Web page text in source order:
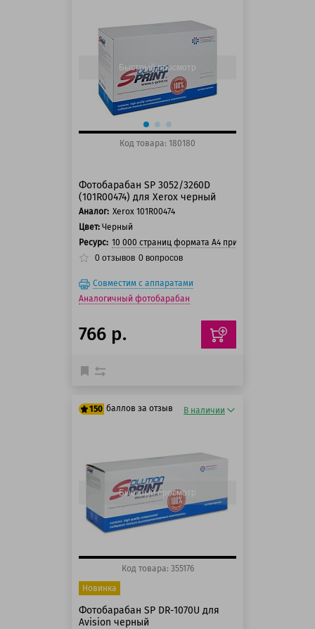
150 баллов
Быстрый просмотр
Код товара: 180180
Фотобарабан SP 3052/3260D
(101R00474) для Xerox черный
Аналог: Xerox 101R00474
Цвет: Черный
Ресурс: 10 000 страниц формата А4 при 5% заполнении
0 отзывов 0 вопросов
Совместим с аппаратами
Аналогичный фотобарабан
766 р.
150 баллов за отзыв
150 баллов
В наличии
Быстрый просмотр
Код товара: 355176
Новинка
Фотобарабан SP DR-1070U для
Avision черный